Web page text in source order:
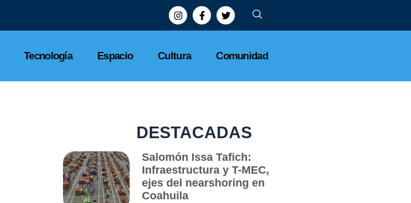
Tecnología Espacio Cultura Comunidad
DESTACADAS
Salomón Issa Tafich:
Infraestructura y T-MEC,
ejes del nearshoring en
Coahuila